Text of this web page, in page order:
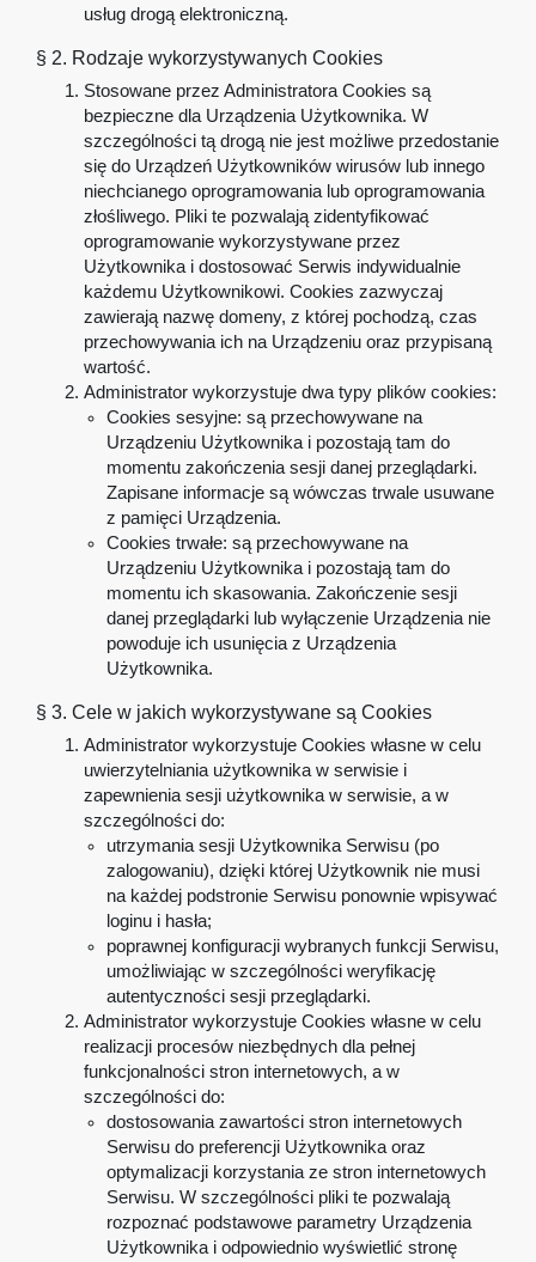
usług drogą elektroniczną.
§ 2. Rodzaje wykorzystywanych Cookies
Stosowane przez Administratora Cookies są
bezpieczne dla Urządzenia Użytkownika. W
szczególności tą drogą nie jest możliwe przedostanie
się do Urządzeń Użytkowników wirusów lub innego
niechcianego oprogramowania lub oprogramowania
złośliwego. Pliki te pozwalają zidentyfikować
oprogramowanie wykorzystywane przez
Użytkownika i dostosować Serwis indywidualnie
każdemu Użytkownikowi. Cookies zazwyczaj
zawierają nazwę domeny, z której pochodzą, czas
przechowywania ich na Urządzeniu oraz przypisaną
wartość.
Administrator wykorzystuje dwa typy plików cookies:
Cookies sesyjne: są przechowywane na
Urządzeniu Użytkownika i pozostają tam do
momentu zakończenia sesji danej przeglądarki.
Zapisane informacje są wówczas trwale usuwane
z pamięci Urządzenia.
Cookies trwałe: są przechowywane na
Urządzeniu Użytkownika i pozostają tam do
momentu ich skasowania. Zakończenie sesji
danej przeglądarki lub wyłączenie Urządzenia nie
powoduje ich usunięcia z Urządzenia
Użytkownika.
§ 3. Cele w jakich wykorzystywane są Cookies
Administrator wykorzystuje Cookies własne w celu
uwierzytelniania użytkownika w serwisie i
zapewnienia sesji użytkownika w serwisie, a w
szczególności do:
utrzymania sesji Użytkownika Serwisu (po
zalogowaniu), dzięki której Użytkownik nie musi
na każdej podstronie Serwisu ponownie wpisywać
loginu i hasła;
poprawnej konfiguracji wybranych funkcji Serwisu,
umożliwiając w szczególności weryfikację
autentyczności sesji przeglądarki.
Administrator wykorzystuje Cookies własne w celu
realizacji procesów niezbędnych dla pełnej
funkcjonalności stron internetowych, a w
szczególności do:
dostosowania zawartości stron internetowych
Serwisu do preferencji Użytkownika oraz
optymalizacji korzystania ze stron internetowych
Serwisu. W szczególności pliki te pozwalają
rozpoznać podstawowe parametry Urządzenia
Użytkownika i odpowiednio wyświetlić stronę